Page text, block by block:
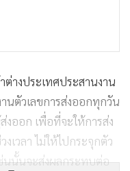
ต่างประเทศประสานงาน
นตัวเลขการส่งออกทุกวัน
ออก เพื่อที่จะให้การส่ง
เวลา ไม่ให้ไปกระจุกตัว
นนั้นจะส่งผลกระทบต่อ